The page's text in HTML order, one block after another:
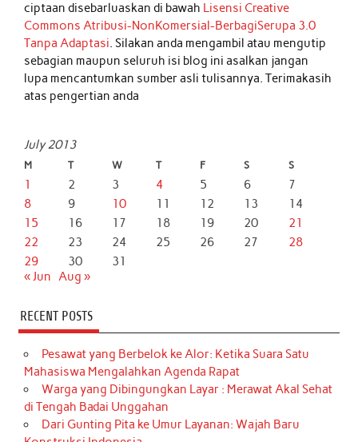
ciptaan disebarluaskan di bawah Lisensi Creative
Commons Atribusi-NonKomersial-BerbagiSerupa 3.0
Tanpa Adaptasi. Silakan anda mengambil atau mengutip
sebagian maupun seluruh isi blog ini asalkan jangan
lupa mencantumkan sumber asli tulisannya. Terimakasih
atas pengertian anda
July 2013
M T W T F S S
1 2 3 4 5 6
7
8
9 10 11 12 13
14
15
16 17 18 19 20
21
22
23 24 25 26 27
28
29
30
31
« Jun Aug »
RECENT POSTS
Pesawat yang Berbelok ke Alor: Ketika Suara Satu
Mahasiswa Mengalahkan Agenda Rapat
Warga yang Dibingungkan Layar : Merawat Akal Sehat
di Tengah Badai Unggahan
Dari Gunting Pita ke Umur Layanan: Wajah Baru